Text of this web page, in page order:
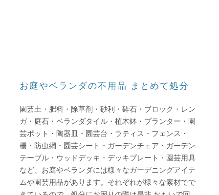
お庭やベランダの不用品 まとめて処分
園芸土・肥料・除草剤・砂利・砕石・ブロック・レン
ガ・庭石・ベランダタイル・植木鉢・プランター・園
芸ポット・陶器皿・園芸台・ラティス・フェンス・
柵・防虫網・園芸シート・ガーデンチェア・ガーデン
テーブル・ウッドデッキ・デッキプレート・園芸用具
など、お庭やベランダには様々なガーデニングアイテ
ムや園芸用品があります。それぞれが様々な素材でで